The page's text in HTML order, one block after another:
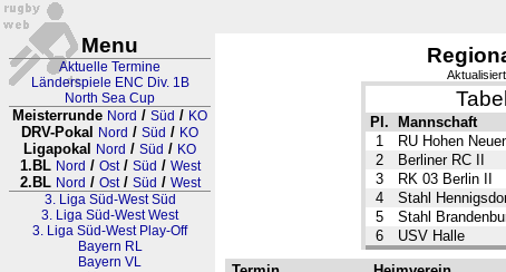
Menu
Aktuelle Termine
Länderspiele ENC Div. 1B
North Sea Cup
Meisterrunde Nord / Süd / KO
DRV-Pokal Nord / Süd / KO
Ligapokal Nord / Süd / KO
1.BL Nord / Ost/ Süd / West
2.BL Nord / Ost/ Süd / West
3. Liga Süd-West Süd
3. Liga Süd-West West
3. Liga Süd-West Play-Off
Bayern RL
Bayern VL
Pl. Mannschaft
1
RU Hohen
2
Berliner RC II
3
RK 03 Berlin II
4
Stahl
5
Stahl
6
USV Halle